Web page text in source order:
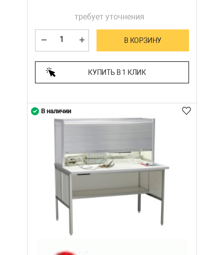
требует уточнения
В КОРЗИНУ
КУПИТЬ В 1 КЛИК
В наличии